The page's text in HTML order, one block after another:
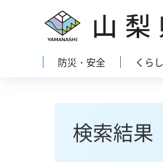
山梨県
防災・安全 くらし
検索結果